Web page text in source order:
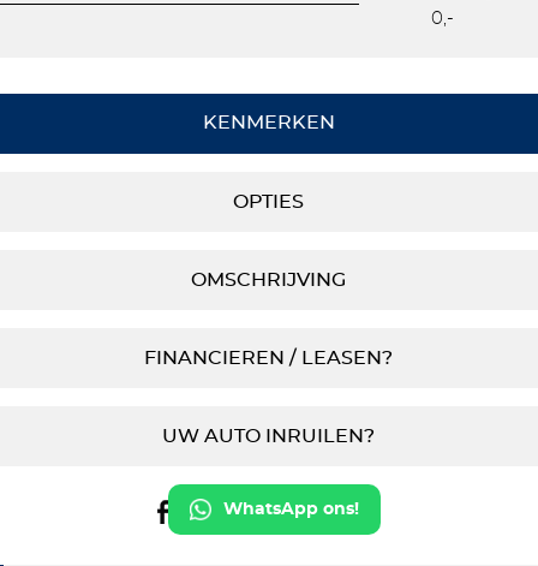
0,-
KENMERKEN
OPTIES
OMSCHRIJVING
FINANCIEREN / LEASEN?
UW AUTO INRUILEN?
WhatsApp ons!